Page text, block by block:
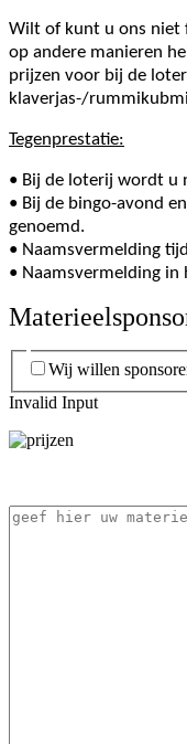
Wilt of kunt u ons niet
op andere manieren
prijzen voor bij de
klaverjas-/
Tegenprestatie:
• Bij de loterij wordt u
• Bij de bingo-avond
genoemd.
• Naamsvermelding
• Naamsvermelding
Wij willen
Invalid Input